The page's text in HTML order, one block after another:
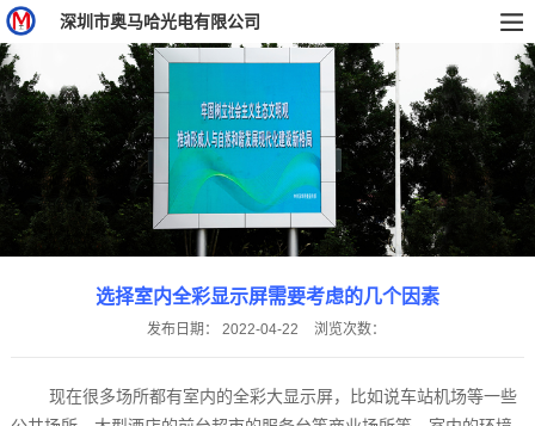
深圳市奥马哈光电有限公司
选择室内全彩显示屏‍需要考虑的几个因素
发布日期： 2022-04-22 浏览次数：
现在很多场所都有室内的全彩大显示屏，比如说车站机场等一些